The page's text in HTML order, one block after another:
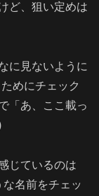
ど、狙い定めは
に見ないように
めにチェック
「あ、ここ載っ
じているのは
名前をチェッ